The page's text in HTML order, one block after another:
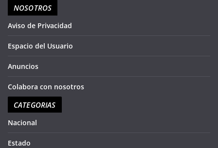
NOSOTROS
Aviso de Privacidad
Espacio del Usuario
Anuncios
Colabora con nosotros
CATEGORIAS
Nacional
Estado